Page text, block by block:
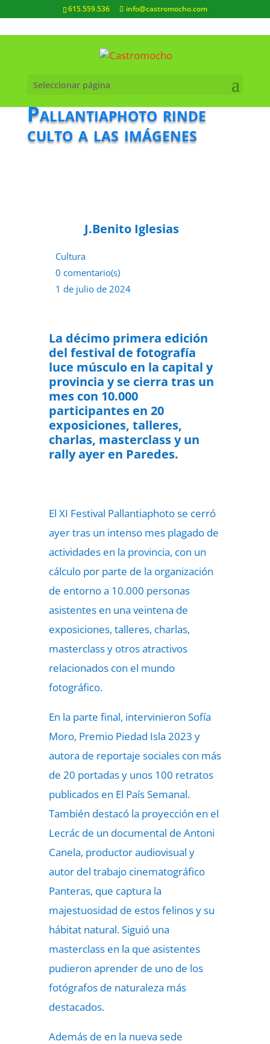
615.559.536 info@castromocho.com
Seleccionar página
Pallantiaphoto rinde
culto a las imágenes
J.Benito Iglesias
Cultura
0 comentario(s)
1 de julio de 2024
La décimo primera edición
del festival de fotografía
luce músculo en la capital y
provincia y se cierra tras un
mes con 10.000
participantes en 20
exposiciones, talleres,
charlas, masterclass y un
rally ayer en Paredes.
El XI Festival Pallantiaphoto se cerró
ayer tras un intenso mes plagado de
actividades en la provincia, con un
cálculo por parte de la organización
de entorno a 10.000 personas
asistentes en una veintena de
exposiciones, talleres, charlas,
masterclass y otros atractivos
relacionados con el mundo
fotográfico.
En la parte final, intervinieron Sofía
Moro, Premio Piedad Isla 2023 y
autora de reportaje sociales con más
de 20 portadas y unos 100 retratos
publicados en El País Semanal.
También destacó la proyección en el
Lecrác de un documental de Antoni
Canela, productor audiovisual y
autor del trabajo cinematográfico
Panteras, que captura la
majestuosidad de estos felinos y su
hábitat natural. Siguió una
masterclass en la que asistentes
pudieron aprender de uno de los
fotógrafos de naturaleza más
destacados.
Además de en la nueva sede